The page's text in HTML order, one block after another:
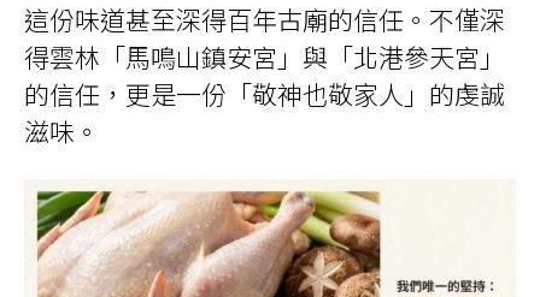
這份味道甚至深得百年古廟的信任。不僅深
得雲林「馬鳴山鎮安宮」與「北港參天宮」
的信任，更是一份「敬神也敬家人」的虔誠
滋味。